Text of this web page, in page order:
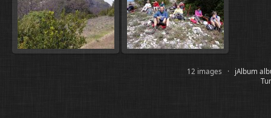
12 images · jAlbum